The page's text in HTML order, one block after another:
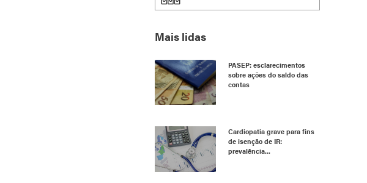
Mais lidas
PASEP: esclarecimentos
sobre ações do saldo das
contas
Cardiopatia grave para fins
de isenção de IR:
prevalência...